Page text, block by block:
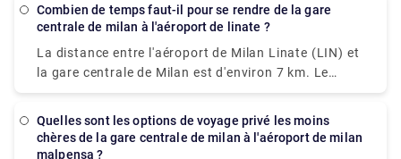
(10,30 US$) en cas d'achat d'un billet aller-retour.
Combien de temps faut-il pour se rendre de la gare
centrale de milan à l'aéroport de linate ?
La distance entre l'aéroport de Milan Linate (LIN) et
la gare centrale de Milan est d'environ 7 km. Le
meilleur moyen pour se rendre de Aéroport de Milan
est de prendre un bus, ce qui vous emmène à
environ 25 min et coûte environ 4 € - 5 €.
Quelles sont les options de voyage privé les moins
chères de la gare centrale de milan à l'aéroport de milan
malpensa ?